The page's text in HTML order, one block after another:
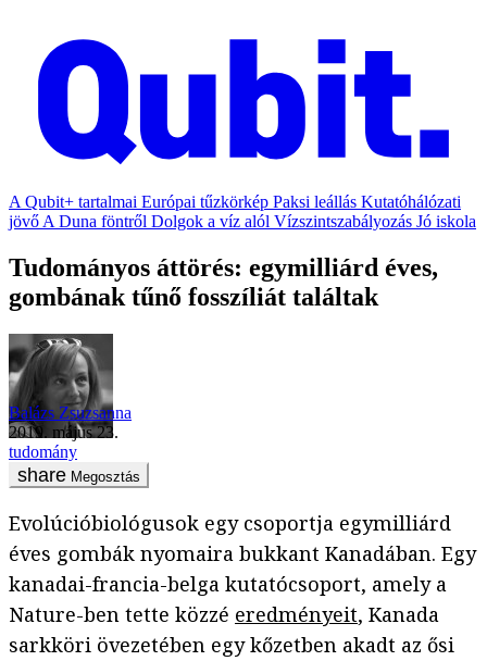
A Qubit+ tartalmai Európai tűzkörkép Paksi leállás Kutatóhálózati
jövő A Duna föntről Dolgok a víz alól Vízszintszabályozás Jó iskola
Tudományos áttörés: egymilliárd éves,
gombának tűnő fosszíliát találtak
Balázs Zsuzsanna
2019. május 23.
tudomány
Megosztás
Evolúcióbiológusok egy csoportja egymilliárd
éves gombák nyomaira bukkant Kanadában. Egy
kanadai-francia-belga kutatócsoport, amely a
Nature-ben tette közzé eredményeit, Kanada
sarkköri övezetében egy kőzetben akadt az ősi